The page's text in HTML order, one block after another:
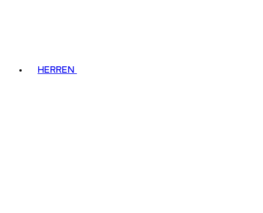
HERREN